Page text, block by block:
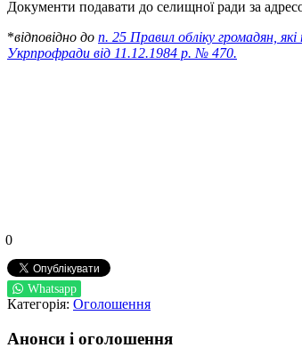
Документи подавати до селищної ради за
*відповідно до п. 25 Правил обліку громадян,
Укрпрофради від 11.12.1984 р. № 470.
0
Whatsapp
Категорія: Оголошення
Анонси і оголошення